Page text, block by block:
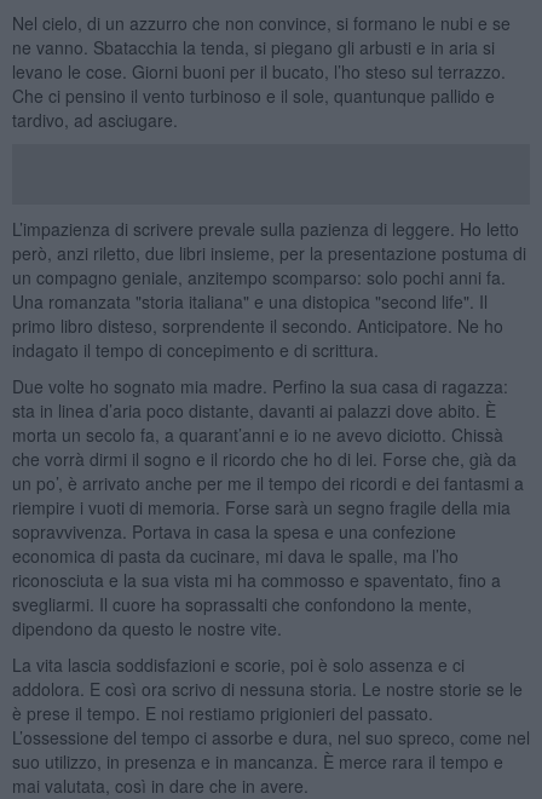
Nel cielo, di un azzurro che non convince, si formano le nubi e se
ne vanno. Sbatacchia la tenda, si piegano gli arbusti e in aria si
levano le cose. Giorni buoni per il bucato, l’ho steso sul terrazzo.
Che ci pensino il vento turbinoso e il sole, quantunque pallido e
tardivo, ad asciugare.
L’impazienza di scrivere prevale sulla pazienza di leggere. Ho letto
però, anzi riletto, due libri insieme, per la presentazione postuma di
un compagno geniale, anzitempo scomparso: solo pochi anni fa.
Una romanzata "storia italiana" e una distopica "second life". Il
primo libro disteso, sorprendente il secondo. Anticipatore. Ne ho
indagato il tempo di concepimento e di scrittura.
Due volte ho sognato mia madre. Perfino la sua casa di ragazza:
sta in linea d’aria poco distante, davanti ai palazzi dove abito. È
morta un secolo fa, a quarant’anni e io ne avevo diciotto. Chissà
che vorrà dirmi il sogno e il ricordo che ho di lei. Forse che, già da
un po’, è arrivato anche per me il tempo dei ricordi e dei fantasmi a
riempire i vuoti di memoria. Forse sarà un segno fragile della mia
sopravvivenza. Portava in casa la spesa e una confezione
economica di pasta da cucinare, mi dava le spalle, ma l’ho
riconosciuta e la sua vista mi ha commosso e spaventato, fino a
svegliarmi. Il cuore ha soprassalti che confondono la mente,
dipendono da questo le nostre vite.
La vita lascia soddisfazioni e scorie, poi è solo assenza e ci
addolora. E così ora scrivo di nessuna storia. Le nostre storie se le
è prese il tempo. E noi restiamo prigionieri del passato.
L’ossessione del tempo ci assorbe e dura, nel suo spreco, come nel
suo utilizzo, in presenza e in mancanza. È merce rara il tempo e
mai valutata, così in dare che in avere.